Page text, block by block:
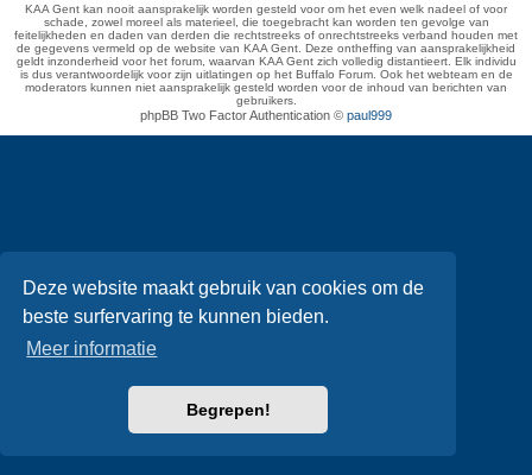
Deze website maakt gebruik van cookies om de
beste surfervaring te kunnen bieden.
Meer informatie
Begrepen!
KAA Gent kan nooit aansprakelijk worden gesteld voor om het even welk nadeel of voor
schade, zowel moreel als materieel, die toegebracht kan worden ten gevolge van
feitelijkheden en daden van derden die rechtstreeks of onrechtstreeks verband houden met
de gegevens vermeld op de website van KAA Gent. Deze ontheffing van aansprakelijkheid
geldt inzonderheid voor het forum, waarvan KAA Gent zich volledig distantieert. Elk individu
is dus verantwoordelijk voor zijn uitlatingen op het Buffalo Forum. Ook het webteam en de
moderators kunnen niet aansprakelijk gesteld worden voor de inhoud van berichten van
gebruikers.
phpBB Two Factor Authentication © paul999